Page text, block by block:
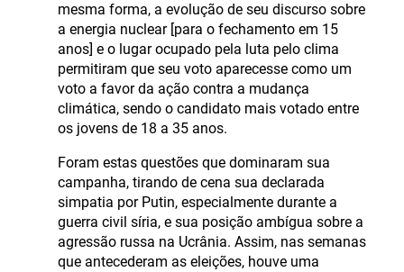
mesma forma, a evolução de seu discurso sobre
a energia nuclear [para o fechamento em 15
anos] e o lugar ocupado pela luta pelo clima
permitiram que seu voto aparecesse como um
voto a favor da ação contra a mudança
climática, sendo o candidato mais votado entre
os jovens de 18 a 35 anos.
Foram estas questões que dominaram sua
campanha, tirando de cena sua declarada
simpatia por Putin, especialmente durante a
guerra civil síria, e sua posição ambígua sobre a
agressão russa na Ucrânia. Assim, nas semanas
que antecederam as eleições, houve uma